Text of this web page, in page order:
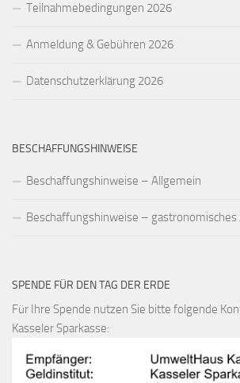
Teilnahmebedingungen 2026
Anmeldung & Gebühren 2026
Datenschutzerklärung 2026
BESCHAFFUNGSHINWEISE
Beschaffungshinweise – Allgemein
Beschaffungshinweise –
SPENDE FÜR DEN TAG DER ERDE
Für Ihre Spende nutzen Sie bitte folgende
Kasseler Sparkasse: